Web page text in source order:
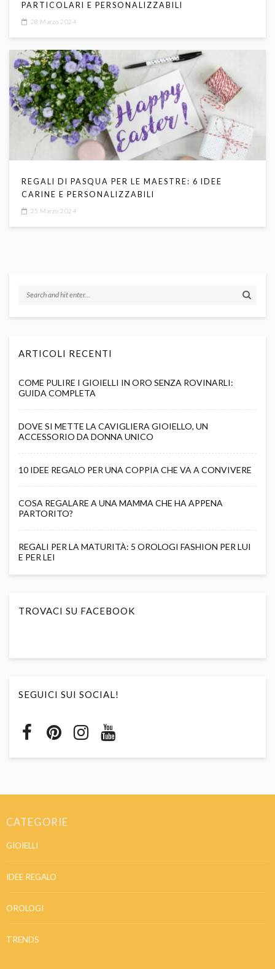
PARTICOLARI E PERSONALIZZABILI
28 Marzo 2024
REGALI DI PASQUA PER LE MAESTRE: 6 IDEE
CARINE E PERSONALIZZABILI
25 Marzo 2024
ARTICOLI RECENTI
COME PULIRE I GIOIELLI IN ORO SENZA ROVINARLI:
GUIDA COMPLETA
DOVE SI METTE LA CAVIGLIERA GIOIELLO, UN
ACCESSORIO DA DONNA UNICO
10 IDEE REGALO PER UNA COPPIA CHE VA A CONVIVERE
COSA REGALARE A UNA MAMMA CHE HA APPENA
PARTORITO?
REGALI PER LA MATURITÀ: 5 OROLOGI FASHION PER LUI
E PER LEI
TROVACI SU FACEBOOK
SEGUICI SUI SOCIAL!
CATEGORIE
GIOIELLI
IDEE REGALO
OROLOGI
TRENDS